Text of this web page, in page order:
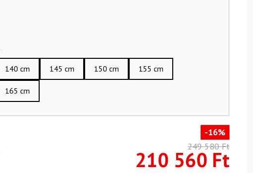
140 cm 145 cm 150 cm 155 cm
165 cm
-16%
249 580 Ft
210 560 Ft